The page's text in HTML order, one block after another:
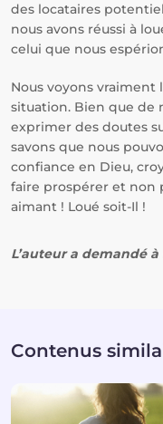
des locataires
nous avons réussi à
celui que nous
Nous voyons vraiment
situation. Bien que de
exprimer des doutes
savons que nous
confiance en Dieu,
faire prospérer et non
aimant ! Loué soit-Il !
L’auteur a demandé
Contenus